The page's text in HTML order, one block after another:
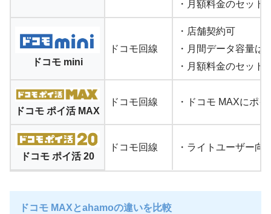
・月額料金のセット
ドコモ mini
ドコモ回線
・店舗契約可
・月間データ容量は
・月額料金のセット
ドコモ ポイ活 MAX
ドコモ回線 ・ドコモ MAXにポ
ドコモ ポイ活 20
ドコモ回線 ・ライトユーザー向
ドコモ MAXとahamoの違いを比較